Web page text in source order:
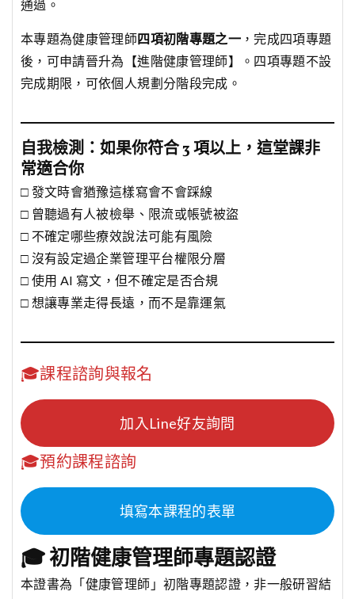
通過。
本專題為健康管理師四項初階專題之一，完成四項專題
後，可申請晉升為【進階健康管理師】。四項專題不設
完成期限，可依個人規劃分階段完成。
自我檢測：如果你符合 3 項以上，這堂課非
常適合你
□ 發文時會猶豫這樣寫會不會踩線
□ 曾聽過有人被檢舉、限流或帳號被盜
□ 不確定哪些療效說法可能有風險
□ 沒有設定過企業管理平台權限分層
□ 使用 AI 寫文，但不確定是否合規
□ 想讓專業走得長遠，而不是靠運氣
🎓課程諮詢與報名
加入Line好友詢問
🎓預約課程諮詢
填寫本課程的表單
🎓 初階健康管理師專題認證
本證書為「健康管理師」初階專題認證，非一般研習結